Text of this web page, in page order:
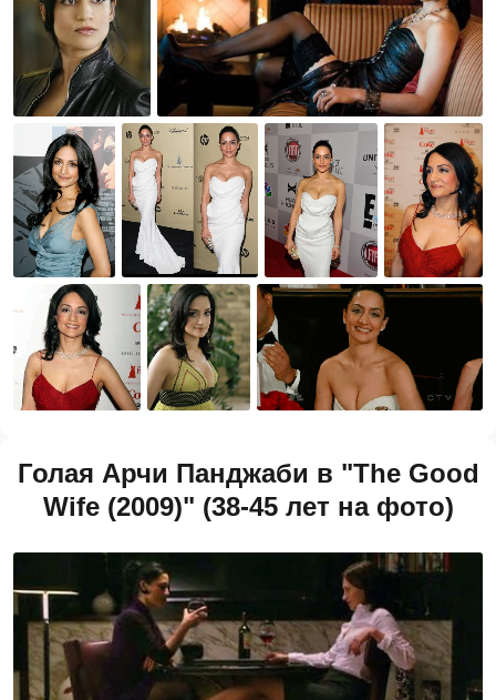
Голая Арчи Панджаби в "The Good
Wife (2009)" (38-45 лет на фото)